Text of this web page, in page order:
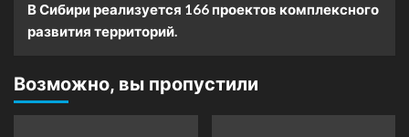
В Сибири реализуется 166 проектов комплексного
развития территорий.
Возможно, вы пропустили